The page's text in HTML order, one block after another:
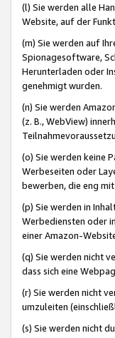
(l) Sie werden alle
Website, auf der
(m) Sie werden auf
Spionagesoftware,
Herunterladen oder
genehmigt wurden.
(n) Sie werden
(z. B., WebView)
(o) Sie werden keine
Werbeseiten oder
bewerben, die eng
(p) Sie werden in
Werbediensten oder
einer Amazon-
(q) Sie werden nicht
dass sich eine
(r) Sie werden nicht
umzuleiten
(s) Sie werden nicht